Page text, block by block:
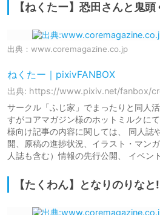
【ねくたー】恐田さんと鬼頭
出典： www.coremagazine.co.jp
ねくたー｜pixivFANBOX
出典: https://www.pixiv.net/fanbox/
サークル「ふじ家」でまったりと同人
すがコアマガジン様のホットミルクに
様向け記事の内容に関しては、 同人誌
開、原稿の進捗状況、イラスト・マン
人誌も含む）情報の先行公開、 イベン
【たくわん】となりのりなと!